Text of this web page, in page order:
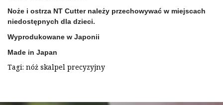
Noże i ostrza NT Cutter należy przechowywać w miejscach
niedostępnych dla dzieci.
Wyprodukowane w Japonii
Made in Japan
Tagi: nóż skalpel precyzyjny